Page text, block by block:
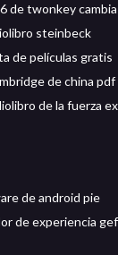
de twonkey
steinbeck
de películas gratis
de china
de la fuerza
de android pie
de experiencia